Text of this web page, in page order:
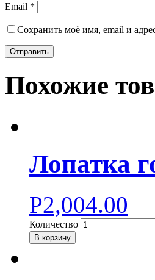
Email *
Сохранить моё имя, email и
Похожие
Лопатка
Р2,004.00
Количество
В корзину